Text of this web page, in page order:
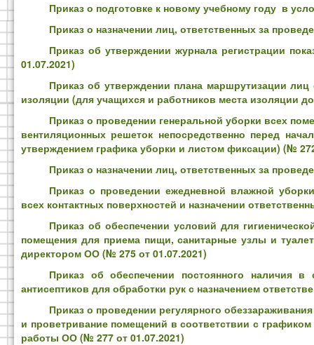
Приказ о подготовке к новому учебному году в
Приказ о назначении лиц, ответственных за
Приказ об утверждении журнала регистрации
01.07.2021)
Приказ об утверждении плана маршрутизации
изоляции (для учащихся и работников места изоляции
Приказ о проведении генеральной уборки всех
вентиляционных решеток непосредственно перед
утверждением графика уборки и листом фиксации) (№
Приказ о назначении лиц, ответственных за
Приказ о проведении ежедневной влажной
всех контактных поверхностей и назначении
Приказ об обеспечении условий для
помещения для приема пищи, санитарные узлы и
директором ОО (№ 275 от 01.07.2021)
Приказ об обеспечении постоянного наличия
антисептиков для обработки рук с назначением
Приказ о проведении регулярного
и проветривание помещений в соответствии с
работы ОО (№ 277 от 01.07.2021)